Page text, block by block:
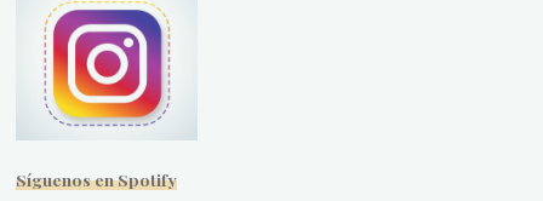
Síguenos en Spotify